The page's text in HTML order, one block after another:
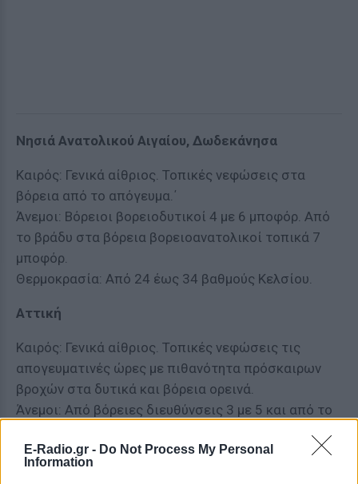
E-Radio.gr - Do Not Process My Personal
Information
Νησιά Ανατολικού Αιγαίου, Δωδεκάνησα
Καιρός: Γενικά αίθριος. Τοπικές νεφώσεις στα
βόρεια από το απόγευμα.΄
Άνεμοι: Βόρειοι βορειοδυτικοί 4 με 6 μποφόρ. Από
το βράδυ στα βόρεια βορειοανατολικοί τοπικά 7
μποφόρ.
Θερμοκρασία: Από 24 έως 34 βαθμούς Κελσίου.
Αττική
Καιρός: Γενικά αίθριος. Τοπικές νεφώσεις τις
απογευματινές ώρες με πιθανότητα πρόσκαιρων
βροχών στα δυτικά και βόρεια ορεινά.
Άνεμοι: Από βόρειες διευθύνσεις 3 με 5 και από το
Θερμοκρασία: Από 22 έως 36 βαθμούς Κελσίου. Στα